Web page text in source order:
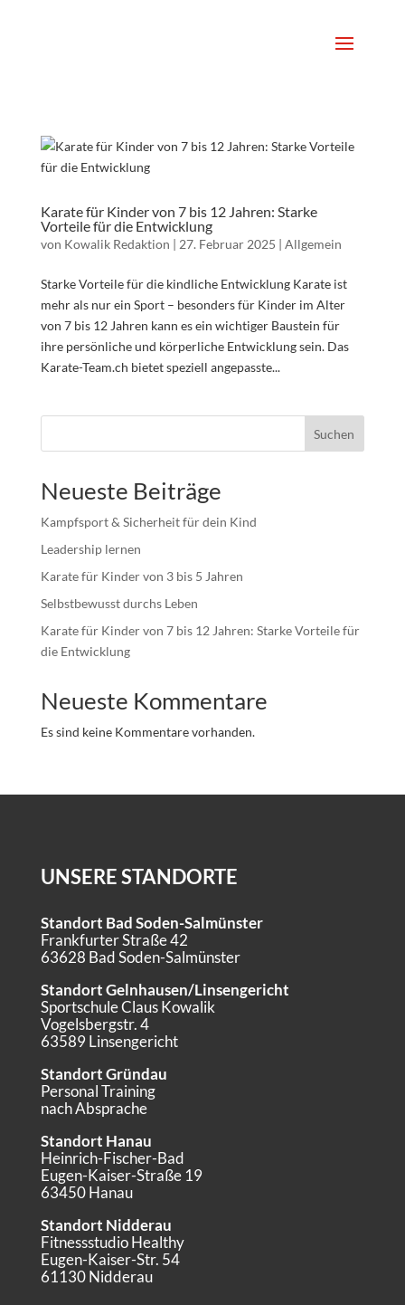
Karate für Kinder von 7 bis 12 Jahren: Starke
Vorteile für die Entwicklung
von Kowalik Redaktion | 27. Februar 2025 | Allgemein
Starke Vorteile für die kindliche Entwicklung Karate ist
mehr als nur ein Sport – besonders für Kinder im Alter
von 7 bis 12 Jahren kann es ein wichtiger Baustein für
ihre persönliche und körperliche Entwicklung sein. Das
Karate-Team.ch bietet speziell angepasste...
Suchen
Neueste Beiträge
Kampfsport & Sicherheit für dein Kind
Leadership lernen
Karate für Kinder von 3 bis 5 Jahren
Selbstbewusst durchs Leben
Karate für Kinder von 7 bis 12 Jahren: Starke Vorteile für
die Entwicklung
Neueste Kommentare
Es sind keine Kommentare vorhanden.
UNSERE STANDORTE
Standort Bad Soden-Salmünster
Frankfurter Straße 42
63628 Bad Soden-Salmünster
Standort Gelnhausen/Linsengericht
Sportschule Claus Kowalik
Vogelsbergstr. 4
63589 Linsengericht
Standort Gründau
Personal Training
nach Absprache
Standort Hanau
Heinrich-Fischer-Bad
Eugen-Kaiser-Straße 19
63450 Hanau
Standort Nidderau
Fitnessstudio Healthy
Eugen-Kaiser-Str. 54
61130 Nidderau